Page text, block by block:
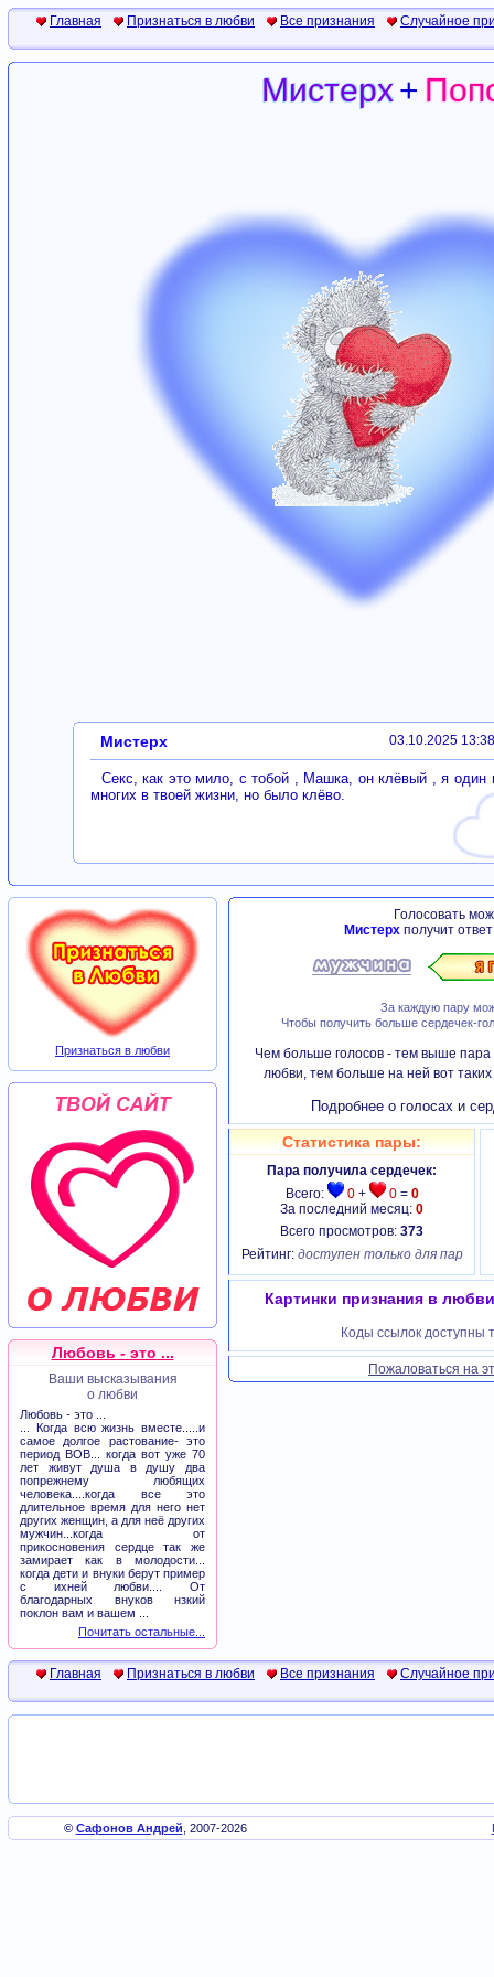
Главная Признаться в любви Все признания Случайное
Мистерх+
Мистерх +
Мистерх+
Мистерх 03.10.2025 13:38
Секс, как это мило, с тобой , Машка, он клёвый , я один
многих в твоей жизни, но было клёво.
Признаться в любви
Любовь - это ...
Ваши высказывания
о любви
Любовь - это ...
... Когда всю жизнь вместе.....и
самое долгое растование- это
период ВОВ... когда вот уже 70
лет живут душа в душу два
попрежнему любящих
человека....когда все это
длительное время для него нет
других женщин, а для неё других
мужчин...когда от
прикосновения сердце так же
замирает как в молодости...
когда дети и внуки берут пример
с ихней любви.... От
благодарных внуков нзкий
поклон вам и вашем ...
Почитать остальные...
Голосовать
Мистерхполучит
За каждую пару
Чтобы получить больше сердечек-
Чем больше голосов - тем выше пара
любви, тем больше на ней вот таких
Подробнее о голосах и
Статистика пары:
Пара получила сердечек:
Всего:
0+ 0= 0
За последний месяц: 0
Всего просмотров: 373
Рейтинг: доступен только для пар
Картинки признания в
Коды ссылок доступны
Пожаловаться на
Главная Признаться в любви Все признания Случайное
© Сафонов Андрей , 2007-2026